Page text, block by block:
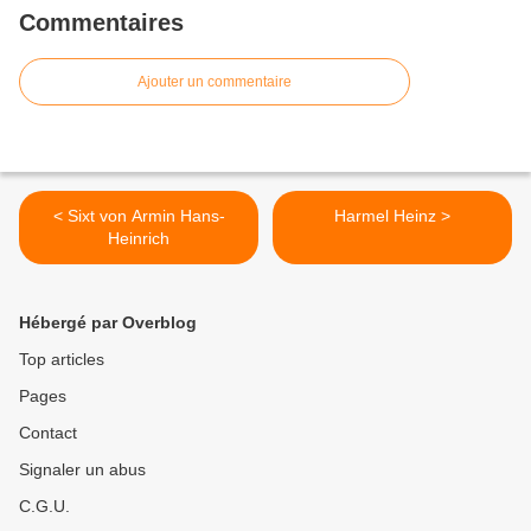
Commentaires
Ajouter un commentaire
< Sixt von Armin Hans-
Heinrich
Harmel Heinz >
Hébergé par Overblog
Top articles
Pages
Contact
Signaler un abus
C.G.U.